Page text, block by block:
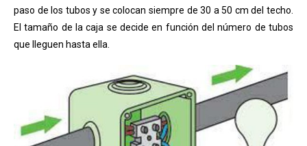
paso de los tubos y se colocan siempre de 30 a 50 cm del techo.
El tamaño de la caja se decide en función del número de tubos
que lleguen hasta ella.